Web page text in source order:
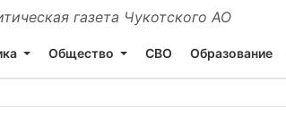
газета Чукотского АО
Общество СВО Образование